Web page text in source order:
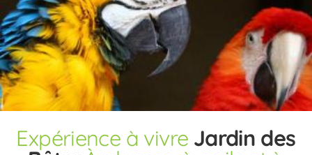
Expérience à vivre Jardin des